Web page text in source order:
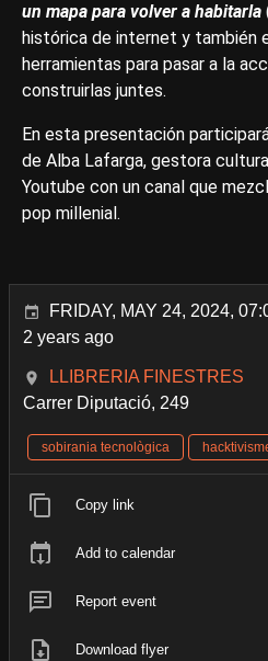
un mapa para volver a habitarla
histórica de internet y también
herramientas para pasar a la
construirlas juntes.
En esta presentación
de Alba Lafarga, gestora
Youtube con un canal que
pop millenial.
FRIDAY, MAY 24, 2024,
2 years ago
LLIBRERIA FINESTRES
Carrer Diputació, 249
sobirania tecnològica
Copy link
Add to calendar
Report event
Download flyer